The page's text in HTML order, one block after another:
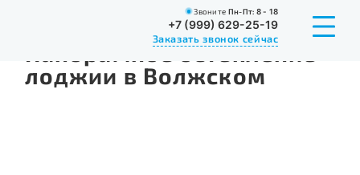
Звоните Пн-Пт: 8 - 18
+7 (999) 629-25-19
Заказать звонок сейчас
Остекление Панорамное
Панорамное остекление
лоджии в Волжском